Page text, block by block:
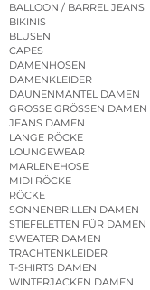
BALLOON / BARREL JEANS
BIKINIS
BLUSEN
CAPES
DAMENHOSEN
DAMENKLEIDER
DAUNENMÄNTEL DAMEN
GROSSE GRÖSSEN DAMEN
JEANS DAMEN
LANGE RÖCKE
LOUNGEWEAR
MARLENEHOSE
MIDI RÖCKE
RÖCKE
SONNENBRILLEN DAMEN
STIEFELETTEN FÜR DAMEN
SWEATER DAMEN
TRACHTENKLEIDER
T-SHIRTS DAMEN
WINTERJACKEN DAMEN